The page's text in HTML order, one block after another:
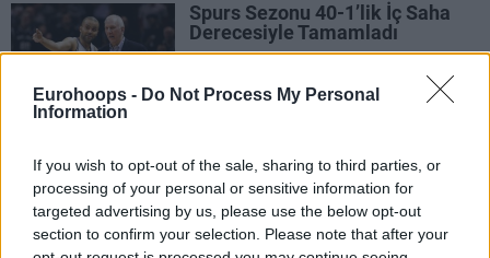
Eurohoops - Do Not Process My Personal
Information
If you wish to opt-out of the sale, sharing to third parties, or
processing of your personal or sensitive information for
targeted advertising by us, please use the below opt-out
section to confirm your selection. Please note that after your
Spurs Sezonu 40-1’lik İç Saha
Derecesiyle Tamamladı
San Antonio Spurs, bu sezon evinde
Dallas ve Dirk Playofflarda
12/APR/16 10:59